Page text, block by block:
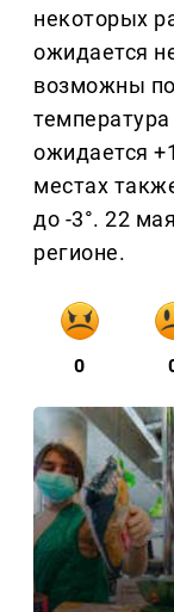
некоторых
ожидается
возможны
ожидается
местах
до -3°. 22
регионе.
0